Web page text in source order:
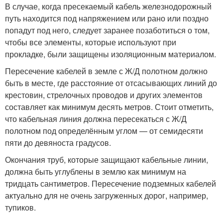
В случае, когда пресекаемый кабель железнодорожный
путь находится под напряжением или рано или поздно
попадут под него, следует заранее позаботиться о том,
чтобы все элементы, которые используют при
прокладке, были защищены изоляционным материалом.
Пересечение кабелей в земле с Ж/Д полотном должно
быть в месте, где расстояние от отсасывающих линий до
крестовин, стрелочных проводов и других элементов
составляет как минимум десять метров. Стоит отметить,
что кабельная линия должна пересекаться с Ж/Д
полотном под определённым углом — от семидесяти
пяти до девяноста градусов.
Окончания труб, которые защищают кабельные линии,
должна быть углублены в землю как минимум на
тридцать сантиметров. Пересечение подземных кабелей
актуально для не очень загруженных дорог, например,
тупиков.